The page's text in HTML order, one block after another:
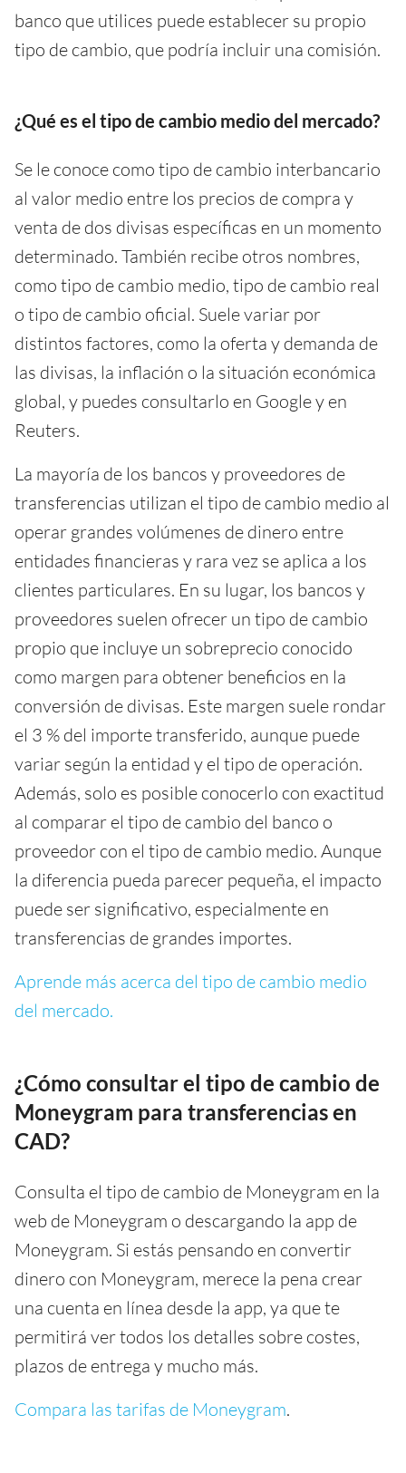
banco que utilices puede establecer su propio
tipo de cambio, que podría incluir una comisión.
¿Qué es el tipo de cambio medio del mercado?
Se le conoce como tipo de cambio interbancario
al valor medio entre los precios de compra y
venta de dos divisas específicas en un momento
determinado. También recibe otros nombres,
como tipo de cambio medio, tipo de cambio real
o tipo de cambio oficial. Suele variar por
distintos factores, como la oferta y demanda de
las divisas, la inflación o la situación económica
global, y puedes consultarlo en Google y en
Reuters.
La mayoría de los bancos y proveedores de
transferencias utilizan el tipo de cambio medio al
operar grandes volúmenes de dinero entre
entidades financieras y rara vez se aplica a los
clientes particulares. En su lugar, los bancos y
proveedores suelen ofrecer un tipo de cambio
propio que incluye un sobreprecio conocido
como margen para obtener beneficios en la
conversión de divisas. Este margen suele rondar
el 3 % del importe transferido, aunque puede
variar según la entidad y el tipo de operación.
Además, solo es posible conocerlo con exactitud
al comparar el tipo de cambio del banco o
proveedor con el tipo de cambio medio. Aunque
la diferencia pueda parecer pequeña, el impacto
puede ser significativo, especialmente en
transferencias de grandes importes.
Aprende más acerca del tipo de cambio medio
del mercado.
¿Cómo consultar el tipo de cambio de
Moneygram para transferencias en
CAD?
Consulta el tipo de cambio de Moneygram en la
web de Moneygram o descargando la app de
Moneygram. Si estás pensando en convertir
dinero con Moneygram, merece la pena crear
una cuenta en línea desde la app, ya que te
permitirá ver todos los detalles sobre costes,
plazos de entrega y mucho más.
Compara las tarifas de Moneygram.